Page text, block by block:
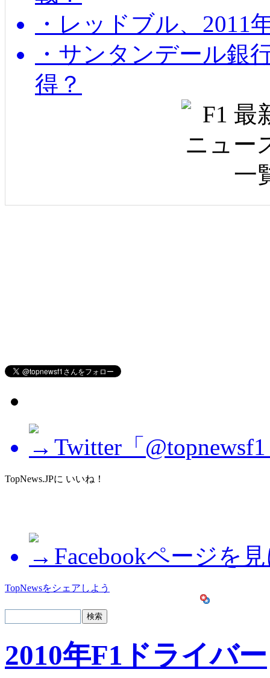
・レッドブル、2011
・サンタンデール銀
得？
Twitter「
TopNews.JPに いいね！
Facebookページを
TopNewsをシェアしよう
2010年F1ドライバー